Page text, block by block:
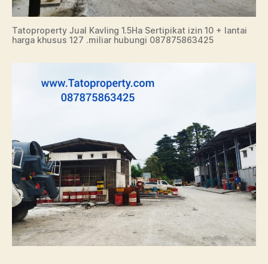
Tatoproperty Jual Kavling 1.5Ha Sertipikat izin 10 + lantai
harga khusus 127 .miliar hubungi 087875863425